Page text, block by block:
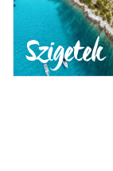
Szigetek